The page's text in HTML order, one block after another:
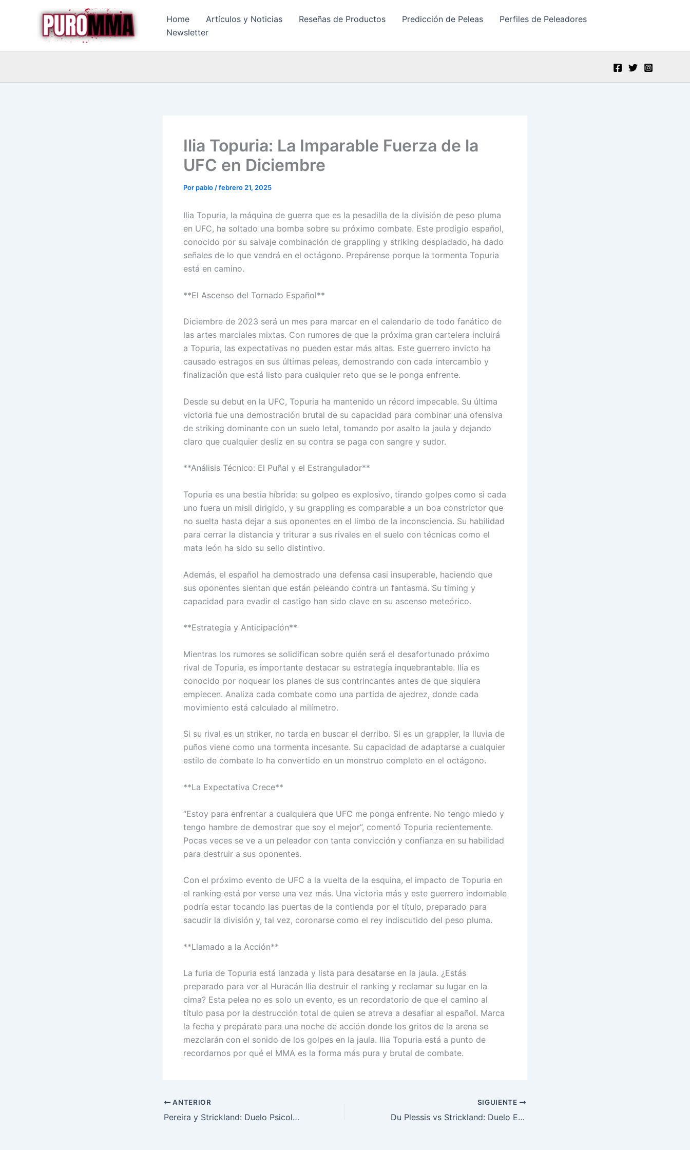
Home Artículos y Noticias Reseñas de Productos Predicción de Peleas
Perfiles de Peleadores
Newsletter
Ilia Topuria: La Imparable Fuerza de la
UFC en Diciembre
Porpablo /febrero 21, 2025
Ilia Topuria, la máquina de guerra que es la pesadilla de la división de peso pluma
en UFC, ha soltado una bomba sobre su próximo combate. Este prodigio español,
conocido por su salvaje combinación de grappling y striking despiadado, ha dado
señales de lo que vendrá en el octágono. Prepárense porque la tormenta Topuria
está en camino.
**El Ascenso del Tornado Español**
Diciembre de 2023 será un mes para marcar en el calendario de todo fanático de
las artes marciales mixtas. Con rumores de que la próxima gran cartelera incluirá
a Topuria, las expectativas no pueden estar más altas. Este guerrero invicto ha
causado estragos en sus últimas peleas, demostrando con cada intercambio y
finalización que está listo para cualquier reto que se le ponga enfrente.
Desde su debut en la UFC, Topuria ha mantenido un récord impecable. Su última
victoria fue una demostración brutal de su capacidad para combinar una ofensiva
de striking dominante con un suelo letal, tomando por asalto la jaula y dejando
claro que cualquier desliz en su contra se paga con sangre y sudor.
**Análisis Técnico: El Puñal y el Estrangulador**
Topuria es una bestia híbrida: su golpeo es explosivo, tirando golpes como si cada
uno fuera un misil dirigido, y su grappling es comparable a un boa constrictor que
no suelta hasta dejar a sus oponentes en el limbo de la inconsciencia. Su habilidad
para cerrar la distancia y triturar a sus rivales en el suelo con técnicas como el
mata león ha sido su sello distintivo.
Además, el español ha demostrado una defensa casi insuperable, haciendo que
sus oponentes sientan que están peleando contra un fantasma. Su timing y
capacidad para evadir el castigo han sido clave en su ascenso meteórico.
**Estrategia y Anticipación**
Mientras los rumores se solidifican sobre quién será el desafortunado próximo
rival de Topuria, es importante destacar su estrategia inquebrantable. Ilia es
conocido por noquear los planes de sus contrincantes antes de que siquiera
empiecen. Analiza cada combate como una partida de ajedrez, donde cada
movimiento está calculado al milímetro.
Si su rival es un striker, no tarda en buscar el derribo. Si es un grappler, la lluvia de
puños viene como una tormenta incesante. Su capacidad de adaptarse a cualquier
estilo de combate lo ha convertido en un monstruo completo en el octágono.
**La Expectativa Crece**
“Estoy para enfrentar a cualquiera que UFC me ponga enfrente. No tengo miedo y
tengo hambre de demostrar que soy el mejor”, comentó Topuria recientemente.
Pocas veces se ve a un peleador con tanta convicción y confianza en su habilidad
para destruir a sus oponentes.
Con el próximo evento de UFC a la vuelta de la esquina, el impacto de Topuria en
el ranking está por verse una vez más. Una victoria más y este guerrero indomable
podría estar tocando las puertas de la contienda por el título, preparado para
sacudir la división y, tal vez, coronarse como el rey indiscutido del peso pluma.
**Llamado a la Acción**
La furia de Topuria está lanzada y lista para desatarse en la jaula. ¿Estás
preparado para ver al Huracán Ilia destruir el ranking y reclamar su lugar en la
cima? Esta pelea no es solo un evento, es un recordatorio de que el camino al
título pasa por la destrucción total de quien se atreva a desafiar al español. Marca
la fecha y prepárate para una noche de acción donde los gritos de la arena se
mezclarán con el sonido de los golpes en la jaula. Ilia Topuria está a punto de
recordarnos por qué el MMA es la forma más pura y brutal de combate.
ANTERIOR
Pereira y Strickland: Duelo Psicológico en UFC 312
SIGUIENTE
Du Plessis vs Strickland: Duelo Explosivo de Estrellas en el Octágono UFC